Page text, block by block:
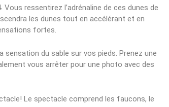
ressentirez l’adrénaline de ces dunes de
les dunes tout en accélérant et en
fortes.
du sable sur vos pieds. Prenez une
vous arrêter pour une photo avec des
Le spectacle comprend les faucons, le